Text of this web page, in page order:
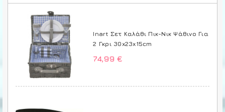
Inart Σετ Καλάθι Πικ-Νικ Ψάθινο Για
2 Γκρι 30x23x15cm
74,99 €